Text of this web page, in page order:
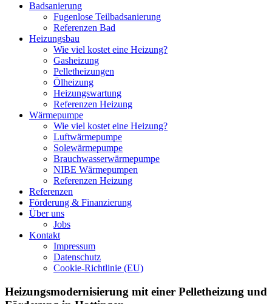
Badsanierung
Fugenlose Teilbadsanierung
Referenzen Bad
Heizungsbau
Wie viel kostet eine Heizung?
Gasheizung
Pelletheizungen
Ölheizung
Heizungswartung
Referenzen Heizung
Wärmepumpe
Wie viel kostet eine Heizung?
Luftwärmepumpe
Solewärmepumpe
Brauchwasserwärmepumpe
NIBE Wärmepumpen
Referenzen Heizung
Referenzen
Förderung & Finanzierung
Über uns
Jobs
Kontakt
Impressum
Datenschutz
Cookie-Richtlinie (EU)
Heizungsmodernisierung mit einer Pelletheizung und